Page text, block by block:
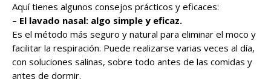
Aquí tienes algunos consejos prácticos y eficaces:
– El lavado nasal: algo simple y eficaz.
Es el método más seguro y natural para eliminar el moco y
facilitar la respiración. Puede realizarse varias veces al día,
con soluciones salinas, sobre todo antes de las comidas y
antes de dormir.